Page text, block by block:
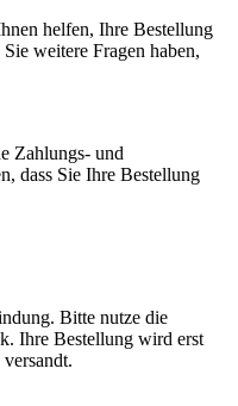
helfen, Ihre Bestellung
weitere Fragen haben,
Zahlungs- und
dass Sie Ihre Bestellung
Bitte nutze die
Ihre Bestellung wird erst